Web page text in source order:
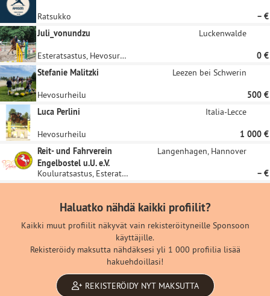
Ratsukko
– €
Juli_vonundzu
Luckenwalde
Esteratsastus, Hevosurheilu
0 €
Stefanie Malitzki
Leezen bei Schwerin
Hevosurheilu
500 €
Luca Perlini
Italia-Lecce
Hevosurheilu
1 000 €
Reit- und Fahrverein
Engelbostel u.U. e.V.
Langenhagen, Hannover
Kouluratsastus, Esteratsastus – €
Haluatko nähdä kaikki profiilit?
Kaikki muut profiilit näkyvät vain rekisteröityneille Sponsoon
käyttäjille.
Rekisteröidy maksutta nähdäksesi yli 1 000 profiilia lisää
hakuehdoillasi!
REKISTERÖIDY NYT MAKSUTTA